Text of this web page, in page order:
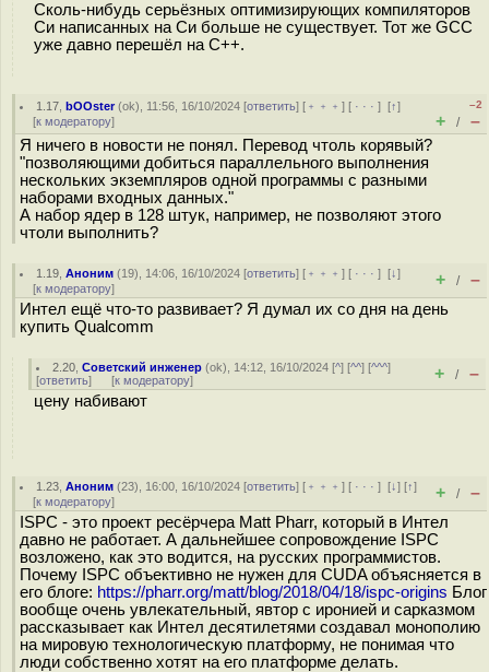
Сколь-нибудь серьёзных оптимизирующих компиляторов
Си написанных на Си больше не существует. Тот же GCC
уже давно перешёл на C++.
1.17 ,bOOster(ok), 11:56, 16/10/2024 [ответить] [ ﹢﹢﹢] [ · · ·][↑]
[к модератору]
–2
+ / –
Я ничего в новости не понял. Перевод чтоль корявый?
"позволяющими добиться параллельного выполнения
нескольких экземпляров одной программы с разными
наборами входных данных."
А набор ядер в 128 штук, например, не позволяют этого
чтоли выполнить?
1.19 ,Аноним (19), 14:06, 16/10/2024 [ответить] [ ﹢﹢﹢] [ · · ·][↓]
[к модератору] + / –
Интел ещё что-то развивает? Я думал их со дня на день
купить Qualcomm
2.20 ,Советский инженер (ok), 14:12, 16/10/2024 [^] [^^] [^^^]
[ответить] [к модератору] + / –
цену набивают
1.23 ,Аноним (23), 16:00, 16/10/2024 [ответить] [ ﹢﹢﹢] [ · · ·][↓] [↑]
[к модератору] + / –
ISPC - это проект ресёрчера Matt Pharr, который в Интел
давно не работает. А дальнейшее сопровождение ISPC
возложено, как это водится, на русских программистов.
Почему ISPC объективно не нужен для CUDA объясняется в
его блоге: https://pharr.org/matt/blog/2018/04/18/ispc-origins Блог
вообще очень увлекательный, явтор с иронией и сарказмом
рассказывает как Интел десятилетями создавал монополию
на мировую технологическую платформу, не понимая что
люди собственно хотят на его платформе делать.